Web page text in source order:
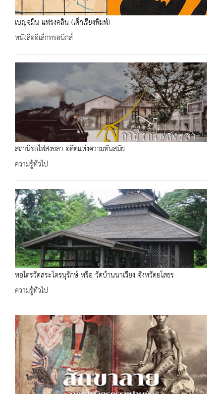
เบญจมิน แฟรงคลิน (เด็กเรียงพิมพ์)
หนังสืออิเล็กทรอนิกส์
สถานีรถไฟสงขลา อดีตแห่งความทันสมัย
ความรู้ทั่วไป
หอไตรวัดสระไตรนุรักษ์ หรือ วัดบ้านนาเวียง จังหวัดยโสธร
ความรู้ทั่วไป